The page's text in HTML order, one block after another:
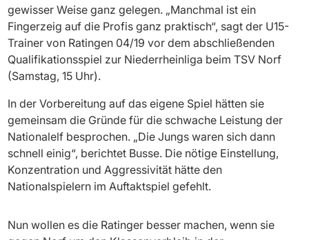
gewisser Weise ganz gelegen. „Manchmal ist ein
Fingerzeig auf die Profis ganz praktisch“, sagt der U15-
Trainer von Ratingen 04/19 vor dem abschließenden
Qualifikationsspiel zur Niederrheinliga beim TSV Norf
(Samstag, 15 Uhr).
In der Vorbereitung auf das eigene Spiel hätten sie
gemeinsam die Gründe für die schwache Leistung der
Nationalelf besprochen. „Die Jungs waren sich dann
schnell einig“, berichtet Busse. Die nötige Einstellung,
Konzentration und Aggressivität hätte den
Nationalspielern im Auftaktspiel gefehlt.
Nun wollen es die Ratinger besser machen, wenn sie